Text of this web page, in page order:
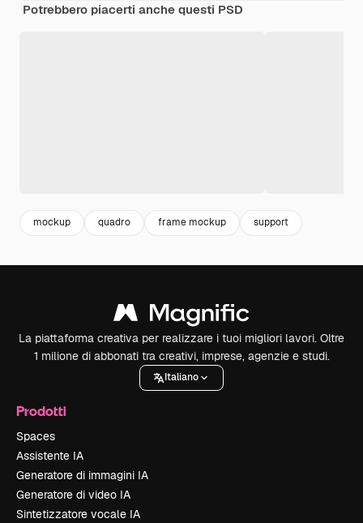
Potrebbero piacerti anche questi PSD
mockup quadro frame mockup support
La piattaforma creativa per realizzare i tuoi migliori lavori. Oltre
1 milione di abbonati tra creativi, imprese, agenzie e studi.
Italiano
Prodotti
Spaces
Assistente IA
Generatore di immagini IA
Generatore di video IA
Sintetizzatore vocale IA